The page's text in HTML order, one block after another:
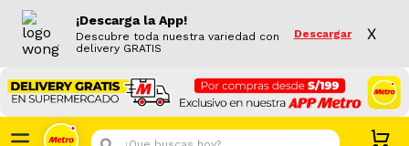
¡Descarga la App!
Descubre toda nuestra variedad con
delivery GRATIS
Descargar X
¿Que buscas hoy?